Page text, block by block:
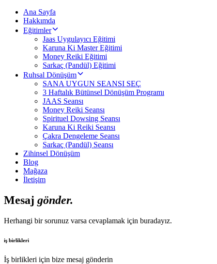
Ana Sayfa
Hakkımda
Eğitimler
Jaas Uygulayıcı Eğitimi
Karuna Ki Master Eğitimi
Money Reiki Eğitimi
Sarkaç (Pandül) Eğitimi
Ruhsal Dönüşüm
SANA UYGUN SEANSI SEÇ
3 Haftalık Bütünsel Dönüşüm Programı
JAAS Seansı
Money Reiki Seansı
Spirituel Dowsing Seansı
Karuna Ki Reiki Seansı
Çakra Dengeleme Seansı
Sarkaç (Pandül) Seansı
Zihinsel Dönüşüm
Blog
Mağaza
İletişim
Mesaj gönder.
Herhangi bir sorunuz varsa cevaplamak için buradayız.
iş birlikleri
İş birlikleri için bize mesaj gönderin